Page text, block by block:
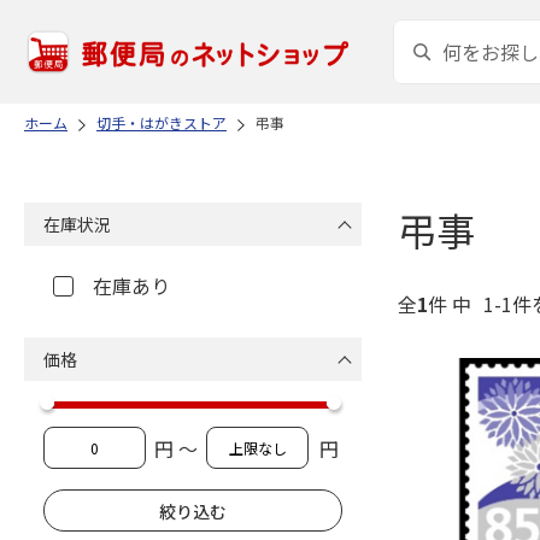
ホーム 切手・はがきストア 弔事
弔事
全1件 中 1-1件
在庫状況
在庫あり
価格
円 ～ 円